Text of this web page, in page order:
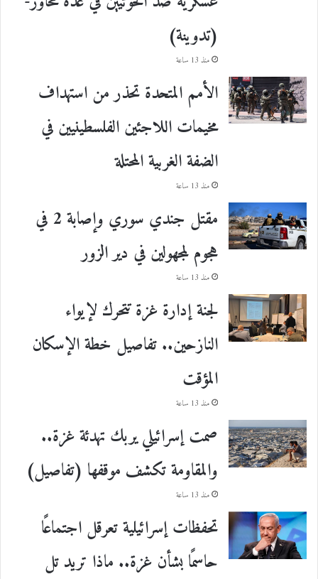
(تدوينة)
منذ 13 ساعة
الأمم المتحدة تحذر من استهداف
مخيمات اللاجئين الفلسطينيين في
الضفة الغربية المحتلة
منذ 13 ساعة
مقتل جندي سوري وإصابة 2 في
هجوم لمجهولين في دير الزور
منذ 13 ساعة
لجنة إدارة غزة تتحرك لإيواء
النازحين.. تفاصيل خطة الإسكان
المؤقت
منذ 13 ساعة
صمت إسرائيلي يربك تهدئة غزة..
والمقاومة تكشف موقفها (تفاصيل)
منذ 13 ساعة
تحفظات إسرائيلية تعرقل اجتماعًا
حاسمًا بشأن غزة.. ماذا تريد تل